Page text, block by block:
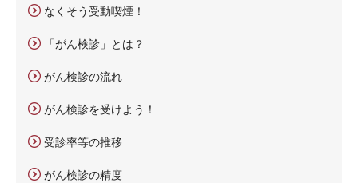
なくそう受動喫煙！
「がん検診」とは？
がん検診の流れ
がん検診を受けよう！
受診率等の推移
がん検診の精度